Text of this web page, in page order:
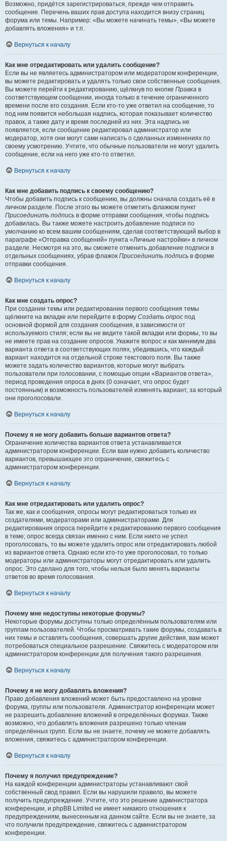
Возможно, придётся зарегистрироваться, прежде чем отправить
сообщение. Перечень ваших прав доступа находится внизу страниц
форума или темы. Например: «Вы можете начинать темы», «Вы можете
добавлять вложения» и т.п.
Вернуться к началу
Как мне отредактировать или удалить сообщение?
Если вы не являетесь администратором или модератором конференции,
вы можете редактировать и удалять только свои собственные сообщения.
Вы можете перейти к редактированию, щёлкнув по кнопке Правка в
соответствующем сообщении, иногда только в течение ограниченного
времени после его создания. Если кто-то уже ответил на сообщение, то
под ним появится небольшая надпись, которая показывает количество
правок, а также дату и время последней из них. Эта надпись не
появляется, если сообщение редактировал администратор или
модератор, хотя они могут сами написать о сделанных изменениях по
своему усмотрению. Учтите, что обычные пользователи не могут удалить
сообщение, если на него уже кто-то ответил.
Вернуться к началу
Как мне добавить подпись к своему сообщению?
Чтобы добавить подпись к сообщению, вы должны сначала создать её в
личном разделе. После этого вы можете отметить флажком пункт
Присоединить подпись в форме отправки сообщения, чтобы подпись
добавилась. Вы также можете настроить добавление подписи по
умолчанию ко всем вашим сообщениям, сделав соответствующий выбор в
параграфе «Отправка сообщений» пункта «Личные настройки» в личном
разделе. Несмотря на это, вы сможете отменить добавление подписи в
отдельных сообщениях, убрав флажок Присоединить подпись в форме
отправки сообщения.
Вернуться к началу
Как мне создать опрос?
При создании темы или редактировании первого сообщения темы
щёлкните на вкладке или перейдите в форму Создать опрос под
основной формой для создания сообщения, в зависимости от
используемого стиля; если вы не видите такой вкладки или формы, то вы
не имеете прав на создание опросов. Укажите вопрос и как минимум два
варианта ответа в соответствующих полях, убедившись, что каждый
вариант находится на отдельной строке текстового поля. Вы также
можете задать количество вариантов, которые могут выбрать
пользователи при голосовании, с помощью опции «Вариантов ответа»,
период проведения опроса в днях (0 означает, что опрос будет
постоянным) и возможность пользователей изменять вариант, за который
они проголосовали.
Вернуться к началу
Почему я не могу добавить больше вариантов ответа?
Ограничение количества вариантов ответа устанавливается
администратором конференции. Если вам нужно добавить количество
вариантов, превышающее это ограничение, свяжитесь с
администратором конференции.
Вернуться к началу
Как мне отредактировать или удалить опрос?
Так же, как и сообщения, опросы могут редактироваться только их
создателями, модераторами или администраторами. Для
редактирования опроса перейдите к редактированию первого сообщения
в теме; опрос всегда связан именно с ним. Если никто не успел
проголосовать, то вы можете удалить опрос или отредактировать любой
из вариантов ответа. Однако если кто-то уже проголосовал, то только
модераторы или администраторы могут отредактировать или удалить
опрос. Это сделано для того, чтобы нельзя было менять варианты
ответов во время голосования.
Вернуться к началу
Почему мне недоступны некоторые форумы?
Некоторые форумы доступны только определённым пользователям или
группам пользователей. Чтобы просматривать такие форумы, создавать в
них темы и оставлять сообщения, совершать другие действия, вам может
потребоваться специальное разрешение. Свяжитесь с модератором или
администратором конференции для получения такого разрешения.
Вернуться к началу
Почему я не могу добавлять вложения?
Право добавления вложений может быть предоставлено на уровне
форума, группы или пользователя. Администратор конференции может
не разрешить добавление вложений в определённых форумах. Также
возможно, что добавлять вложения разрешено только членам
определённых групп. Если вы не знаете, почему не можете добавлять
вложения, свяжитесь с администратором конференции.
Вернуться к началу
Почему я получил предупреждение?
На каждой конференции администраторы устанавливают свой
собственный свод правил. Если вы нарушили правило, вы можете
получить предупреждение. Учтите, что это решение администратора
конференции, и phpBB Limited не имеет никакого отношения к
предупреждениям, вынесенным на данном сайте. Если вы не знаете, за
что получили предупреждение, свяжитесь с администратором
конференции.